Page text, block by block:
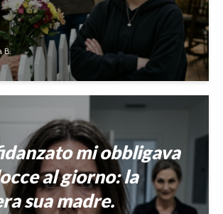
B.
mi obbligava
al giorno: la
sua madre.